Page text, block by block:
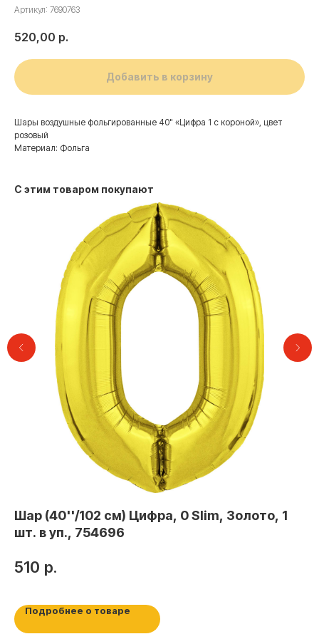
Артикул: 7690763
520,00 р.
Добавить в корзину
Шары воздушные фольгированные 40" «Цифра 1 с короной», цвет
розовый
Материал: Фольга
С этим товаром покупают
Шар (40''/102 см) Цифра, 0 Slim, Золото, 1
шт. в уп., 754696
510 р.
Подробнее о товаре
Контакты
Наша страничка Вконтакте
+7 (495) 005-03-13
help@upakovali.online